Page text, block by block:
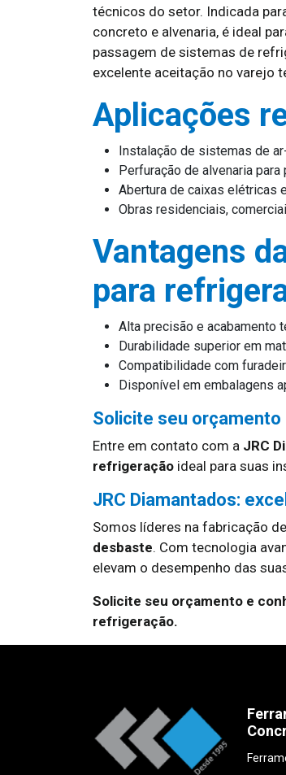
técnicos do setor. Indicada
concreto e alvenaria, é ideal
passagem de sistemas de
excelente aceitação no varejo
Aplicações
Instalação de sistemas de
Perfuração de alvenaria
Abertura de caixas elétricas
Obras residenciais,
Vantagens
para
Alta precisão e acabamento
Durabilidade superior em
Compatibilidade com
Disponível em embalagens
Solicite seu orçamento
Entre em contato com a JRC
refrigeração ideal para suas
JRC Diamantados:
Somos líderes na fabricação de
desbaste. Com tecnologia
elevam o desempenho das
Solicite seu orçamento e
refrigeração.